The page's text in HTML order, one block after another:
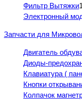
Фильтр Вытяжки
Электронный
Запчасти для
Двигатель
Диоды-
Клавиатура (
Кнопки
Колпачок